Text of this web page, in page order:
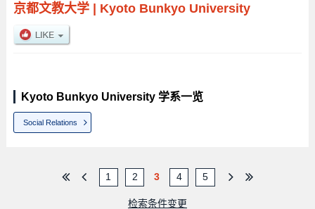
京都文教大学| Kyoto Bunkyo University
Kyoto Bunkyo University 学系一览
Social Relations
1 2 3 4 5
检索条件变更